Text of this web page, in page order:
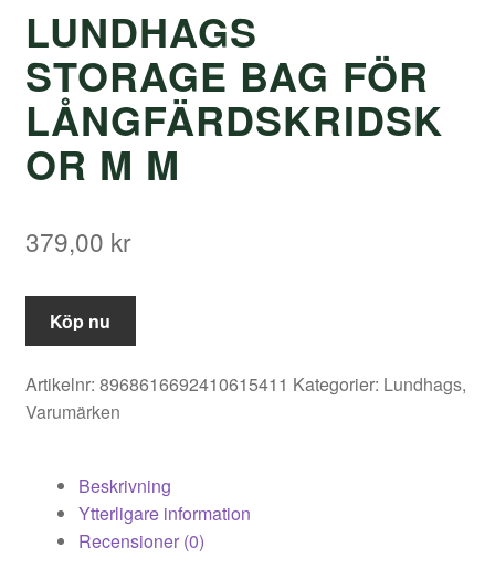
Varumärken
Väljare
LUNDHAGS
STORAGE BAG FÖR
LÅNGFÄRDSKRIDSK
OR M M
379,00 kr
Köp nu
Artikelnr: 8968616692410615411 Kategorier: Lundhags,
Varumärken
Beskrivning
Ytterligare information
Recensioner (0)